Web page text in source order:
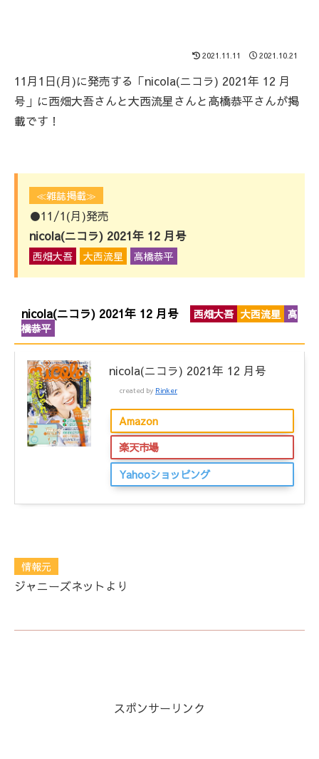
2021.11.11 2021.10.21
11月1日(月)に発売する「nicola(ニコラ) 2021年 12 月
号」に西畑大吾さんと大西流星さんと高橋恭平さんが掲
載です！
≪雑誌掲載≫
●11/1(月)発売
nicola(ニコラ) 2021年 12 月号
西畑大吾 大西流星 高橋恭平
nicola(ニコラ) 2021年 12 月号 西畑大吾 大西流星 高
橋恭平
nicola(ニコラ) 2021年 12 月号
created by Rinker
Amazon
楽天市場
Yahooショッピング
情報元
ジャニーズネットより
スポンサーリンク